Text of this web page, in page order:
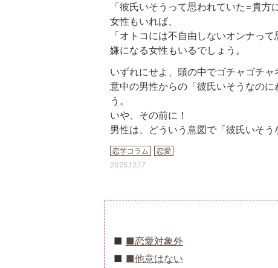
「彼氏いそうって思われていた=貴
女性もいれば、
「オトコには不自由しないオンナっ
嫌になる女性もいるでしょう。
いずれにせよ、頭の中でゴチャゴチャ
意中の男性からの「彼氏いそうなの
う。
いや、その前に！
男性は、どういう意図で「彼氏いそ
恋学コラム 恋愛
2025.12.17
■恋愛対象外
■他意はない